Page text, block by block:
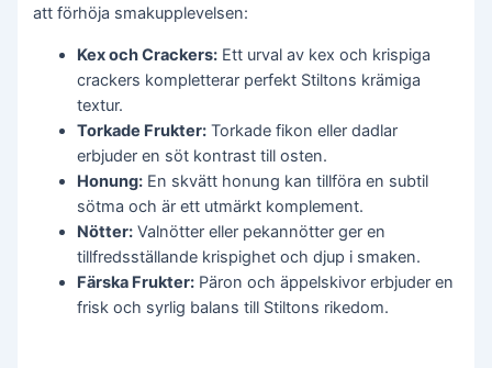
att förhöja smakupplevelsen:
Kex och Crackers: Ett urval av kex och krispiga
crackers kompletterar perfekt Stiltons krämiga
textur.
Torkade Frukter: Torkade fikon eller dadlar
erbjuder en söt kontrast till osten.
Honung: En skvätt honung kan tillföra en subtil
sötma och är ett utmärkt komplement.
Nötter: Valnötter eller pekannötter ger en
tillfredsställande krispighet och djup i smaken.
Färska Frukter: Päron och äppelskivor erbjuder en
frisk och syrlig balans till Stiltons rikedom.